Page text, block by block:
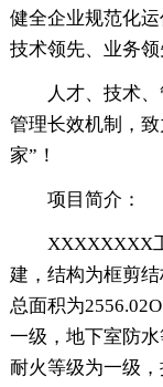
健全企业规范化运
技术领先、业务
人才、技术
管理长效机制，
家”！
项目简介：
XXXXXXXX
建，结构为框剪结
总面积为
一级，地下室防
耐火等级为一级